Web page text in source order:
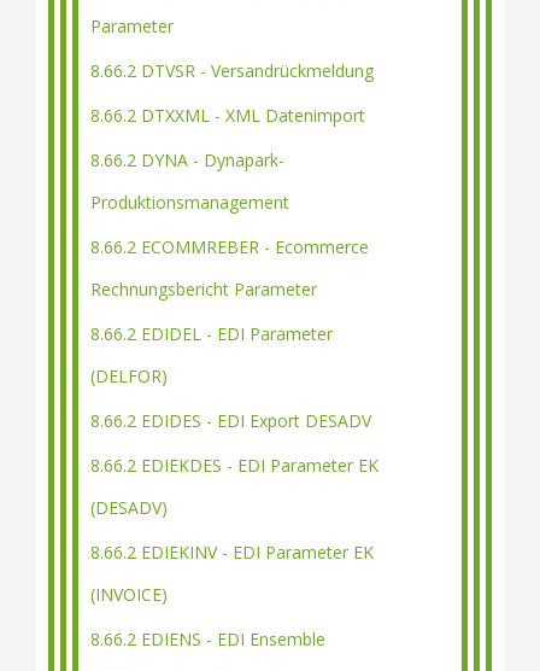
Parameter
8.66.2 DTVSR - Versandrückmeldung
8.66.2 DTXXML - XML Datenimport
8.66.2 DYNA - Dynapark-
Produktionsmanagement
8.66.2 ECOMMREBER - Ecommerce
Rechnungsbericht Parameter
8.66.2 EDIDEL - EDI Parameter
(DELFOR)
8.66.2 EDIDES - EDI Export DESADV
8.66.2 EDIEKDES - EDI Parameter EK
(DESADV)
8.66.2 EDIEKINV - EDI Parameter EK
(INVOICE)
8.66.2 EDIENS - EDI Ensemble